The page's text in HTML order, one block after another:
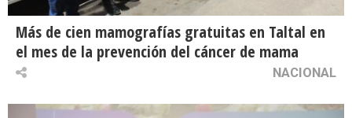
Más de cien mamografías gratuitas en Taltal en
el mes de la prevención del cáncer de mama
NACIONAL